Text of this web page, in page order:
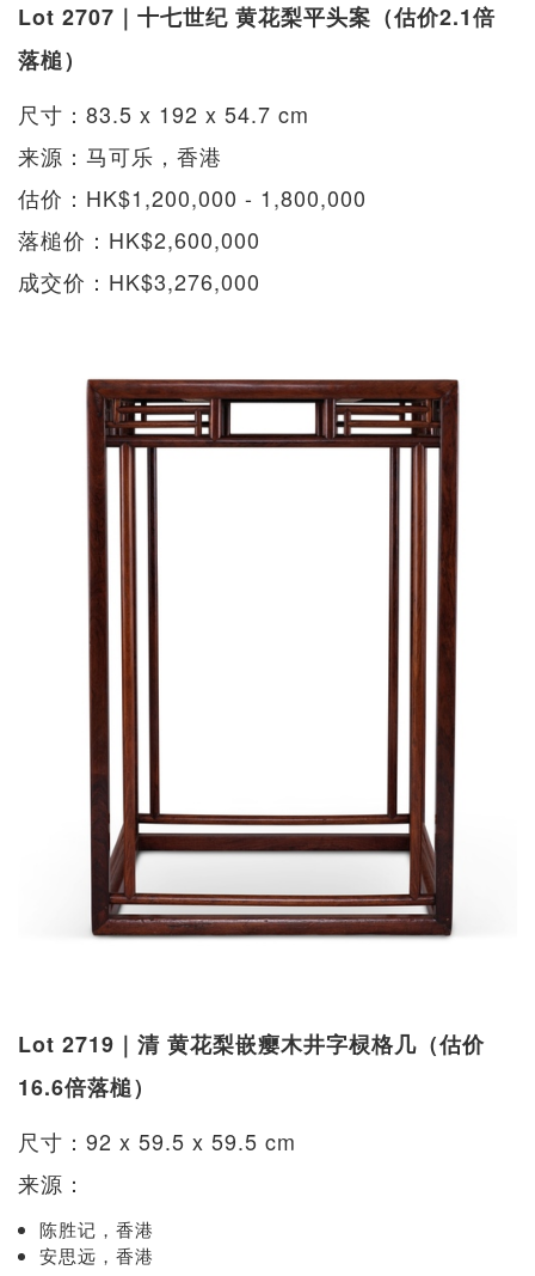
Lot 2707｜十七世纪 黄花梨平头案（估价2.1倍
落槌）
尺寸：83.5 x 192 x 54.7 cm
来源：马可乐，香港
估价：HK$1,200,000 - 1,800,000
落槌价：HK$2,600,000
成交价：HK$3,276,000
Lot 2719｜清 黄花梨嵌瘿木井字棂格几（估价
16.6倍落槌）
尺寸：92 x 59.5 x 59.5 cm
来源：
陈胜记，香港
安思远，香港